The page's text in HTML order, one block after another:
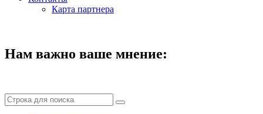
Карта партнера
Нам важно ваше мнение: